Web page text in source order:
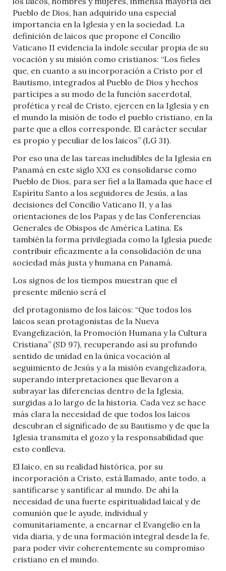
Pueblo de Dios, han adquirido una especial
importancia en la Iglesia y en la sociedad. La
definición de laicos que propone el Concilio
Vaticano II evidencia la índole secular propia de su
vocación y su misión como cristianos: “Los fieles
que, en cuanto a su incorporación a Cristo por el
Bautismo, integrados al Pueblo de Dios y hechos
partícipes a su modo de la función sacerdotal,
profética y real de Cristo, ejercen en la Iglesia y en
el mundo la misión de todo el pueblo cristiano, en la
parte que a ellos corresponde. El carácter secular
es propio y peculiar de los laicos” (LG 31).
Por eso una de las tareas ineludibles de la Iglesia en
Panamá en este siglo XXI es consolidarse como
Pueblo de Dios, para ser fiel a la llamada que hace el
Espíritu Santo a los seguidores de Jesús, a las
decisiones del Concilio Vaticano II, y a las
orientaciones de los Papas y de las Conferencias
Generales de Obispos de América Latina. Es
también la forma privilegiada como la Iglesia puede
contribuir eficazmente a la consolidación de una
sociedad más justa y humana en Panamá.
Los signos de los tiempos muestran que el
presente milenio será el
del protagonismo de los laicos: “Que todos los
laicos sean protagonistas de la Nueva
Evangelización, la Promoción Humana y la Cultura
Cristiana” (SD 97), recuperando así su profundo
sentido de unidad en la única vocación al
seguimiento de Jesús y a la misión evangelizadora,
superando interpretaciones que llevaron a
subrayar las diferencias dentro de la Iglesia,
surgidas a lo largo de la historia. Cada vez se hace
más clara la necesidad de que todos los laicos
descubran el significado de su Bautismo y de que la
Iglesia transmita el gozo y la responsabilidad que
esto conlleva.
El laico, en su realidad histórica, por su
incorporación a Cristo, está llamado, ante todo, a
santificarse y santificar al mundo. De ahí la
necesidad de una fuerte espiritualidad laical y de
comunión que le ayude, individual y
comunitariamente, a encarnar el Evangelio en la
vida diaria, y de una formación integral desde la fe,
para poder vivir coherentemente su compromiso
cristiano en el mundo.